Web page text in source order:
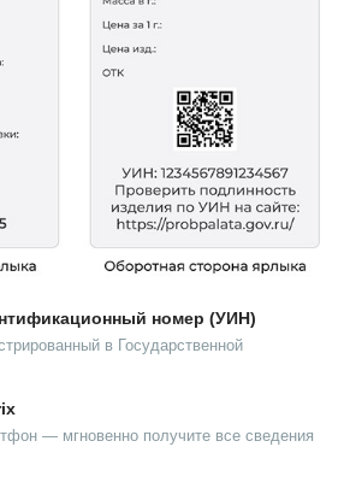
номер (УИН)
в Государственной
— мгновенно получите все сведения